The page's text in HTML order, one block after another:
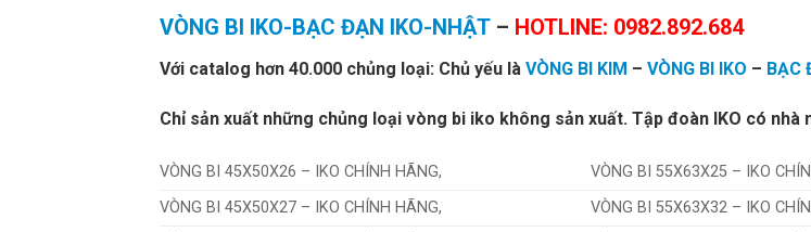
VÒNG BI IKO-BẠC ĐẠN IKO-NHẬT – HOTLINE: 0982.892.684
Với catalog hơn 40.000 chủng loại: Chủ yếu là VÒNG BI KIM – VÒNG BI IKO – BẠC
Chỉ sản xuất những chủng loại vòng bi iko không sản xuất. Tập đoàn IKO có
VÒNG BI 45X50X26 – IKO CHÍNH HÃNG, VÒNG BI 55X63X25 – IKO
VÒNG BI 45X50X27 – IKO CHÍNH HÃNG,
VÒNG BI 55X63X32 – IKO